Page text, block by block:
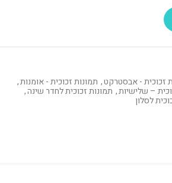
זכוכית - אבסטרקט, תמונות זכוכית - אומנות,
– שלישיות, תמונות זכוכית לחדר שינה,
לסלון